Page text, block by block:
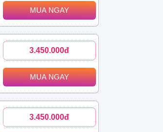
MUA NGAY
3.450.000đ
MUA NGAY
3.450.000đ